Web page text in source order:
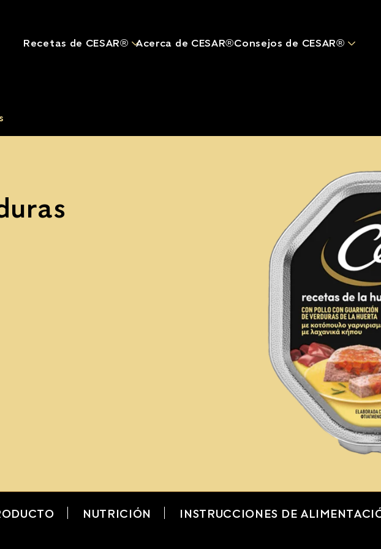
Recetas de CESAR® Acerca de CESAR®Consejos de CESAR®
NUTRICIÓN INSTRUCCIONES DE